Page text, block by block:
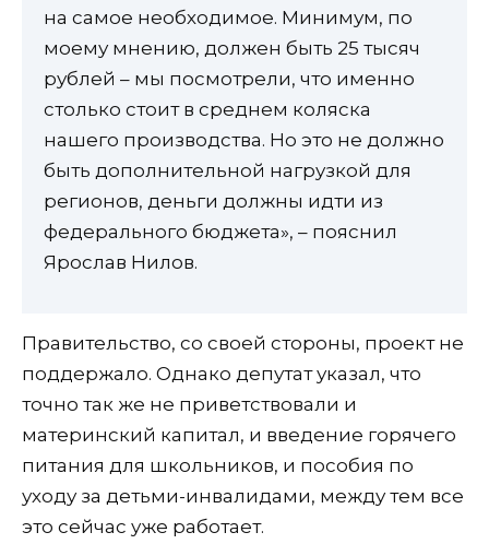
на самое необходимое. Минимум, по
моему мнению, должен быть 25 тысяч
рублей – мы посмотрели, что именно
столько стоит в среднем коляска
нашего производства. Но это не должно
быть дополнительной нагрузкой для
регионов, деньги должны идти из
федерального бюджета», – пояснил
Ярослав Нилов.
Правительство, со своей стороны, проект не
поддержало. Однако депутат указал, что
точно так же не приветствовали и
материнский капитал, и введение горячего
питания для школьников, и пособия по
уходу за детьми-инвалидами, между тем все
это сейчас уже работает.